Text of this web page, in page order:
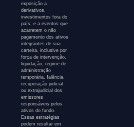
exposição a
derivativos,
investimentos fora do
país, e a eventos que
acarretem o não
pagamento dos ativos
integrantes de sua
carteira, inclusive por
força de intervenção,
liquidação, regime de
administração
temporária, falência,
recuperação judicial
ou extrajudicial dos
emissores
responsáveis pelos
ativos do fundo.
Essas estratégias
podem resultar em